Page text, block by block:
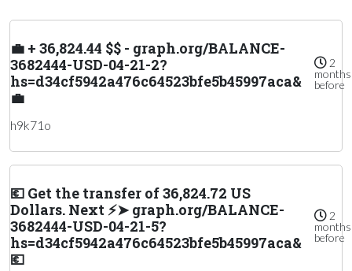
💼 + 36,824.44 $$ - graph.org/BALANCE-
3682444-USD-04-21-2?
hs=d34cf5942a476c64523bfe5b45997aca&
💼
2
months
before
h9k71o
💶 Get the transfer of 36,824.72 US
Dollars. Next ⚡➤ graph.org/BALANCE-
3682444-USD-04-21-5?
hs=d34cf5942a476c64523bfe5b45997aca&
💶
2
months
before